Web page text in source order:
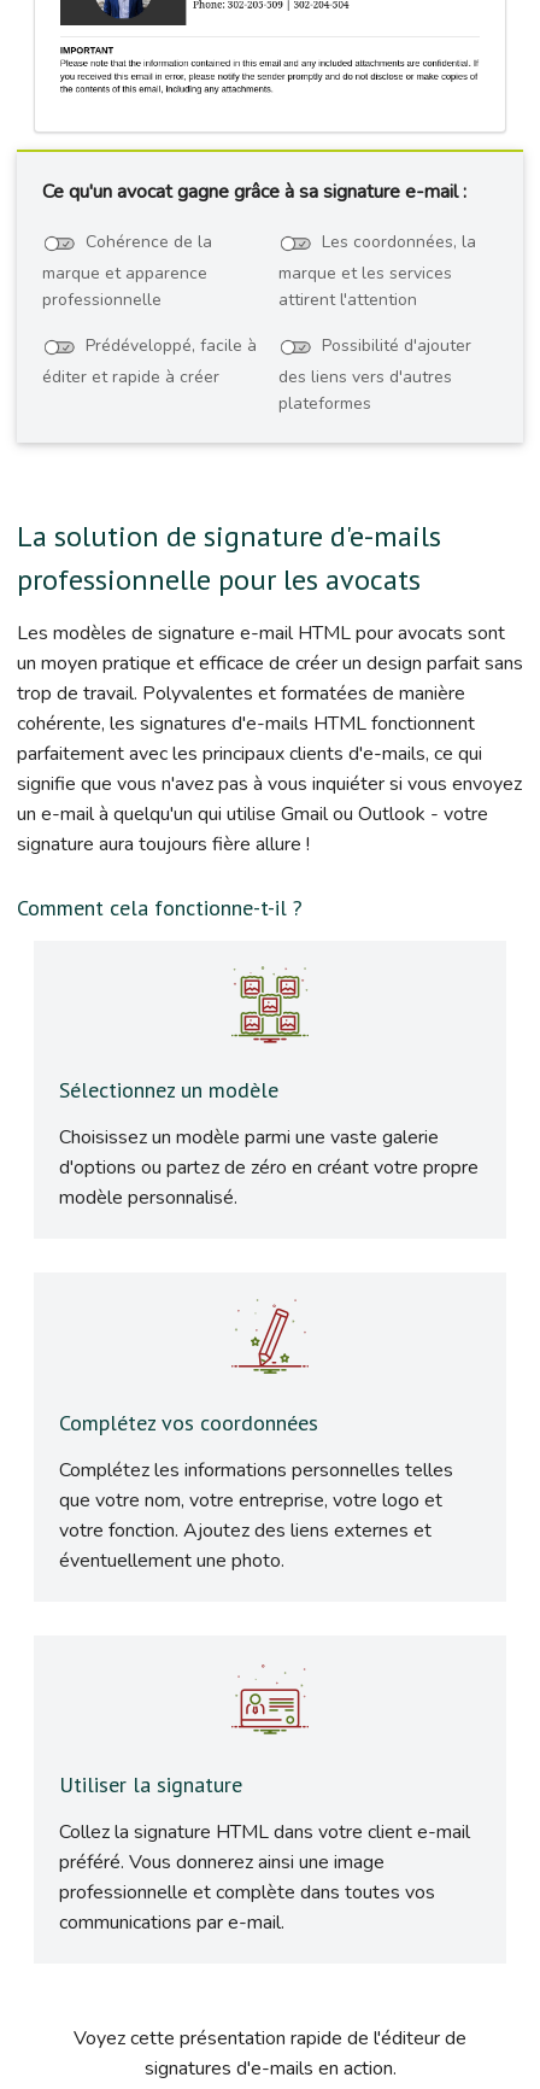
Ce qu'un avocat gagne grâce à sa signature e-mail :
Cohérence de la
marque et apparence
professionnelle
Les coordonnées, la
marque et les services
attirent l'attention
Prédéveloppé, facile à
éditer et rapide à créer
Possibilité d'ajouter
des liens vers d'autres
plateformes
La solution de signature d'e-mails
professionnelle pour les avocats
Les modèles de signature e-mail HTML pour avocats sont
un moyen pratique et efficace de créer un design parfait sans
trop de travail. Polyvalentes et formatées de manière
cohérente, les signatures d'e-mails HTML fonctionnent
parfaitement avec les principaux clients d'e-mails, ce qui
signifie que vous n'avez pas à vous inquiéter si vous envoyez
un e-mail à quelqu'un qui utilise Gmail ou Outlook - votre
signature aura toujours fière allure !
Comment cela fonctionne-t-il ?
Sélectionnez un modèle
Choisissez un modèle parmi une vaste galerie
d'options ou partez de zéro en créant votre propre
modèle personnalisé.
Complétez vos coordonnées
Complétez les informations personnelles telles
que votre nom, votre entreprise, votre logo et
votre fonction. Ajoutez des liens externes et
éventuellement une photo.
Utiliser la signature
Collez la signature HTML dans votre client e-mail
préféré. Vous donnerez ainsi une image
professionnelle et complète dans toutes vos
communications par e-mail.
Voyez cette présentation rapide de l'éditeur de
signatures d'e-mails en action.